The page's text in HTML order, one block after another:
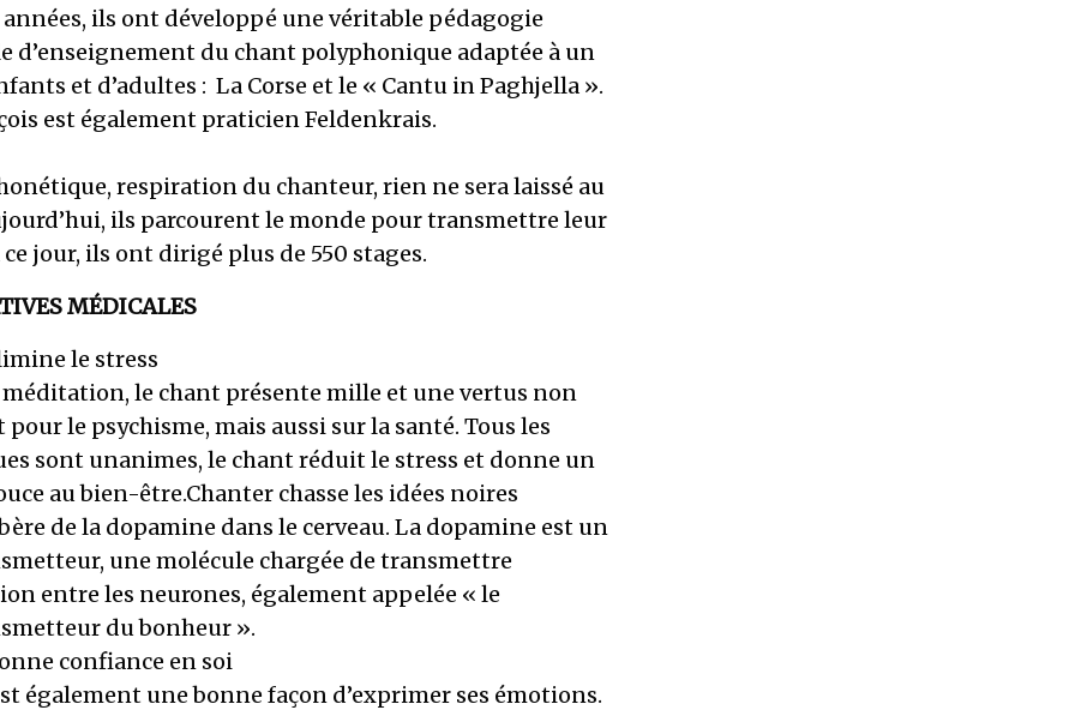
ils ont développé une véritable pédagogie
d’enseignement du chant polyphonique adaptée à un
et d’adultes : La Corse et le « Cantu in Paghjella ».
est également praticien Feldenkrais.
respiration du chanteur, rien ne sera laissé au
ils parcourent le monde pour transmettre leur
ce jour, ils ont dirigé plus de 550 stages.
MÉDICALES
le stress
méditation, le chant présente mille et une vertus non
le psychisme, mais aussi sur la santé. Tous les
sont unanimes, le chant réduit le stress et donne un
au bien-être.Chanter chasse les idées noires
de la dopamine dans le cerveau. La dopamine est un
une molécule chargée de transmettre
entre les neurones, également appelée « le
du bonheur ».
confiance en soi
également une bonne façon d’exprimer ses émotions.